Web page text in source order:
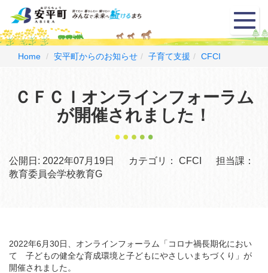
メ
ニ
ュ
Home 安平町からのお知らせ 子育て支援 CFCI
ＣＦＣＩオンラインフォーラム
が開催されました！
公開日: 2022年07月19日 カテゴリ： CFCI
担当課：
教育委員会学校教育G
2022年6月30日、オンラインフォーラム「コロナ禍長期化におい
て 子どもの健全な育成環境と子どもにやさしいまちづくり」が
開催されました。